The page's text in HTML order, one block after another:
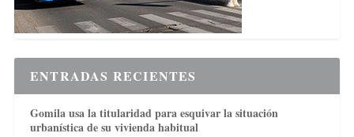
ENTRADAS RECIENTES
Gomila usa la titularidad para esquivar la situación
urbanística de su vivienda habitual